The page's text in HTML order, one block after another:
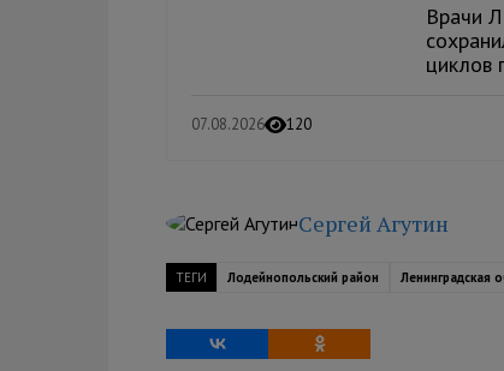
Врачи
циклов
07.08.2026 120
Сергей Агутин
ТЕГИ Лодейнопольский район Ленинградская